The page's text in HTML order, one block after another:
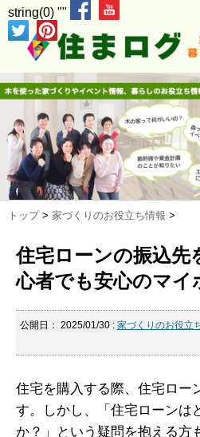
string(0) ""
トップ > 家づくりのお役立ち情報 >
住宅ローンの振込先
心者でも安心のマイ
公開日： 2025/01/30 : 家づくりのお役立
住宅を購入する際、住宅ロー
す。しかし、「住宅ローンは
か？」という疑問を抱える方